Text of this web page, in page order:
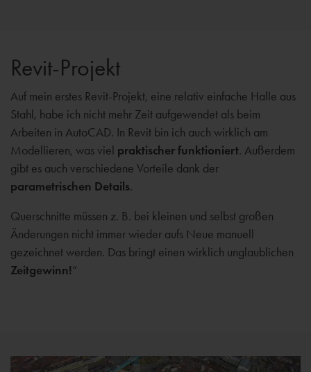
Revit-Projekt
Auf mein erstes Revit-Projekt, eine relativ einfache Halle aus
Stahl, habe ich nicht mehr Zeit aufgewendet als beim
Arbeiten in AutoCAD. In Revit bin ich auch wirklich am
Modellieren, was viel praktischer funktioniert. Außerdem
gibt es auch verschiedene Vorteile dank der
parametrischen Details.
Querschnitte müssen z. B. bei kleinen und selbst großen
Änderungen nicht immer wieder aufs Neue manuell
gezeichnet werden. Das bringt einen wirklich unglaublichen
Zeitgewinn!“